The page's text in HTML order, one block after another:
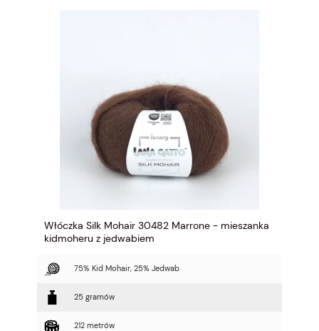
Włóczka Silk Mohair 30482 Marrone - mieszanka
kidmoheru z jedwabiem
75% Kid Mohair, 25% Jedwab
25 gramów
212 metrów